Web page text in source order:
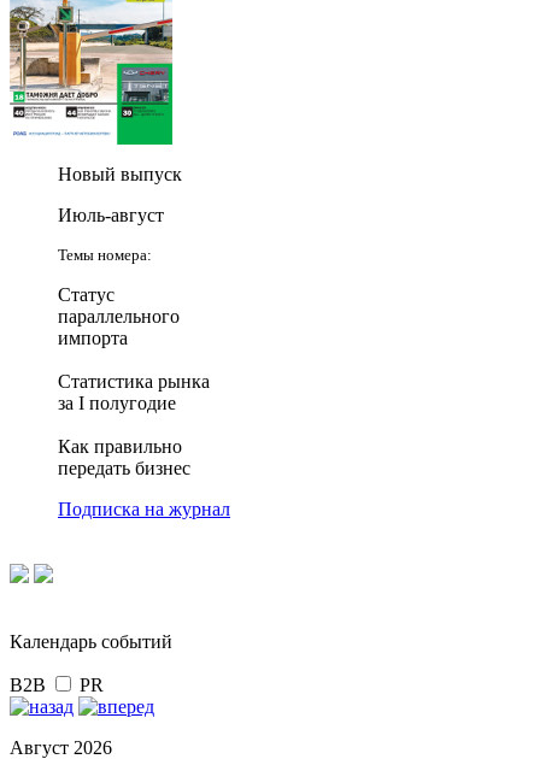
Новый выпуск
Июль-август
Темы номера:
Статус
параллельного
импорта
Статистика рынка
за I полугодие
Как правильно
передать бизнес
Подписка на журнал
Календарь событий
B2B PR
Август 2026